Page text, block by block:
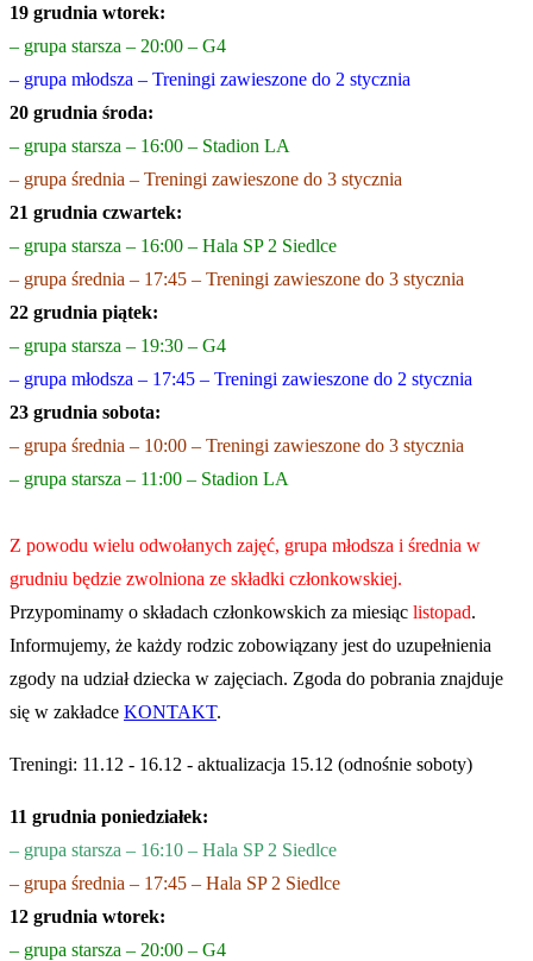
19 grudnia wtorek:
– grupa starsza – 20:00 – G4
– grupa młodsza – Treningi zawieszone do 2 stycznia
20 grudnia środa:
– grupa starsza – 16:00 – Stadion LA
– grupa średnia – Treningi zawieszone do 3 stycznia
21 grudnia czwartek:
– grupa starsza – 16:00 – Hala SP 2 Siedlce
– grupa średnia – 17:45 – Treningi zawieszone do 3 stycznia
22 grudnia piątek:
– grupa starsza – 19:30 – G4
– grupa młodsza – 17:45 – Treningi zawieszone do 2 stycznia
23 grudnia sobota:
– grupa średnia – 10:00 – Treningi zawieszone do 3 stycznia
– grupa starsza – 11:00 – Stadion LA
Z powodu wielu odwołanych zajęć, grupa młodsza i średnia w
grudniu będzie zwolniona ze składki członkowskiej.
Przypominamy o składach członkowskich za miesiąc listopad.
Informujemy, że każdy rodzic zobowiązany jest do uzupełnienia
zgody na udział dziecka w zajęciach. Zgoda do pobrania znajduje
się w zakładce KONTAKT.
Treningi: 11.12 - 16.12 - aktualizacja 15.12 (odnośnie soboty)
11 grudnia poniedziałek:
– grupa starsza – 16:10 – Hala SP 2 Siedlce
– grupa średnia – 17:45 – Hala SP 2 Siedlce
12 grudnia wtorek:
– grupa starsza – 20:00 – G4